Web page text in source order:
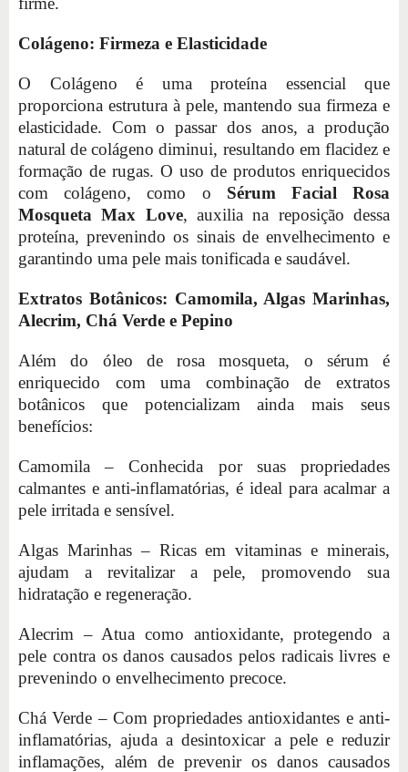
Colágeno: Firmeza e Elasticidade
O Colágeno é uma proteína essencial que
proporciona estrutura à pele, mantendo sua firmeza e
elasticidade. Com o passar dos anos, a produção
natural de colágeno diminui, resultando em flacidez e
formação de rugas. O uso de produtos enriquecidos
com colágeno, como o Sérum Facial Rosa
Mosqueta Max Love, auxilia na reposição dessa
proteína, prevenindo os sinais de envelhecimento e
garantindo uma pele mais tonificada e saudável.
Extratos Botânicos: Camomila, Algas Marinhas,
Alecrim, Chá Verde e Pepino
Além do óleo de rosa mosqueta, o sérum é
enriquecido com uma combinação de extratos
botânicos que potencializam ainda mais seus
benefícios:
Camomila – Conhecida por suas propriedades
calmantes e anti-inflamatórias, é ideal para acalmar a
pele irritada e sensível.
Algas Marinhas – Ricas em vitaminas e minerais,
ajudam a revitalizar a pele, promovendo sua
hidratação e regeneração.
Alecrim – Atua como antioxidante, protegendo a
pele contra os danos causados pelos radicais livres e
prevenindo o envelhecimento precoce.
Chá Verde – Com propriedades antioxidantes e anti-
inflamatórias, ajuda a desintoxicar a pele e reduzir
inflamações, além de prevenir os danos causados